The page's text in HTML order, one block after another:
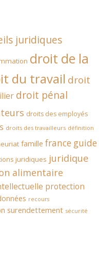
juridiques
droit de la
du travail droit
droit pénal
droits des employés
droits des travailleurs définition
famille france guide
juridiques juridique
alimentaire
protection
recours
surendettement sécurité